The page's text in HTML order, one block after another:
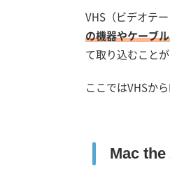
VHS（ビデオテ
の機器やケーブ
て取り込むことが
ここではVHSか
Mac